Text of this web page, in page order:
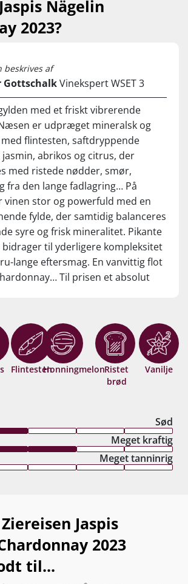
in the Hard cru in 1996. It
and aromatic aftertaste with
even if still a little drying.
Tasted from lot L 20 25 in
Nägelin
2023?
beskrives af
GottschalkVinekspert WSET 3
med et friskt vibrerende
er udpræget mineralsk og
flintesten, saftdryppende
abrikos og citrus, der
med ristede nødder, smør,
fra den lange fadlagring… På
vinen stor og powerfuld med en
fylde, der samtidig balanceres
syre og frisk mineralitet. Pikante
til yderligere kompleksitet
lange eftersmag. En vanvittig flot
Til prisen et absolut
Drik nu, eller gem op 10-15 år fra
FlintestenHonningmelonRistet
brød
Vanilje
Sød
Meget kraftig
Meget tanninrig
Jaspis
2023
til...